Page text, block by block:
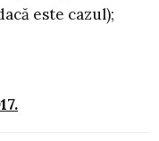
este cazul);